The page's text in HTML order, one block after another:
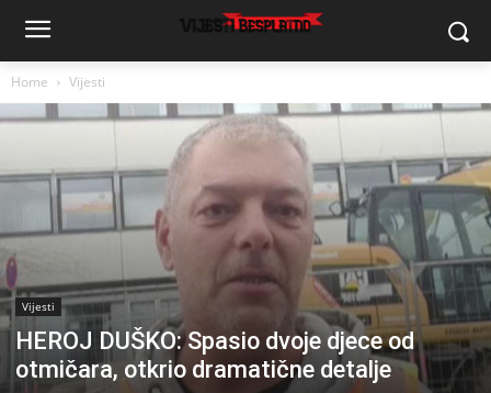
Home Vijesti
Vijesti
HEROJ DUŠKO: Spasio dvoje djece od
otmičara, otkrio dramatične detalje